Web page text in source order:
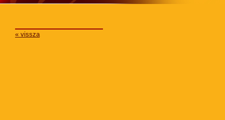
« vissza